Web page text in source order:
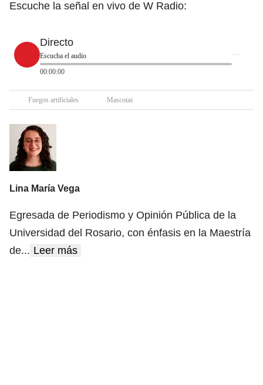
Escuche la señal en vivo de W Radio:
Directo
Escucha el audio
00:00:00
Fuegos artificiales Mascotas
Lina María Vega
Egresada de Periodismo y Opinión Pública de la
Universidad del Rosario, con énfasis en la Maestría
de... Leer más